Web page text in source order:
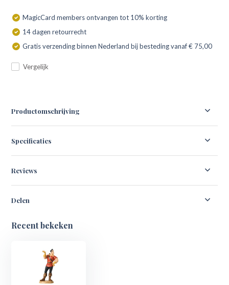
MagicCard members ontvangen tot 10% korting
14 dagen retourrecht
Gratis verzending binnen Nederland bij besteding vanaf € 75,00
Vergelijk
Productomschrijving
Specificaties
Reviews
Delen
Recent bekeken